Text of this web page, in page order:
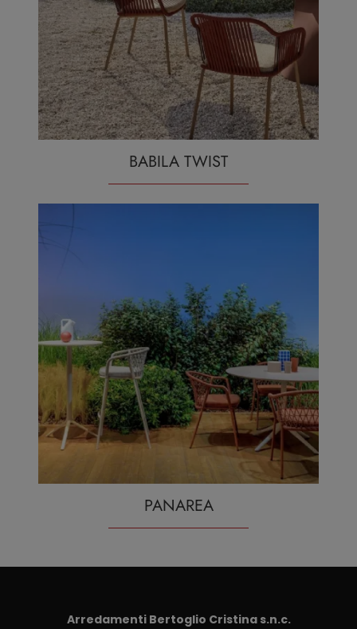
BABILA TWIST
PANAREA
Arredamenti Bertoglio Cristina s.n.c.